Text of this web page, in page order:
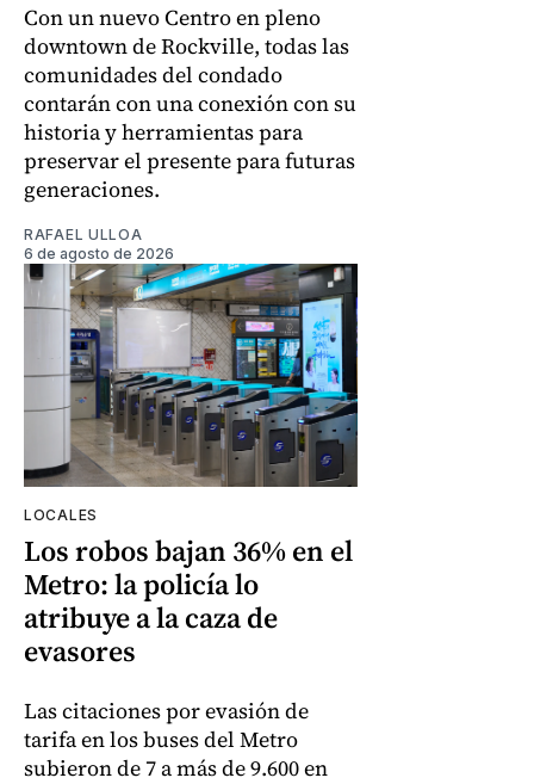
Con un nuevo Centro en pleno
downtown de Rockville, todas las
comunidades del condado
contarán con una conexión con su
historia y herramientas para
preservar el presente para futuras
generaciones.
RAFAEL ULLOA
6 de agosto de 2026
LOCALES
Los robos bajan 36% en el
Metro: la policía lo
atribuye a la caza de
evasores
Las citaciones por evasión de
tarifa en los buses del Metro
subieron de 7 a más de 9.600 en